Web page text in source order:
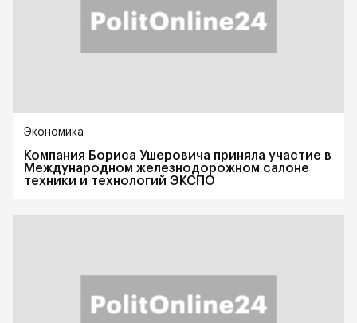
Экономика
Компания Бориса Ушеровича приняла участие в
Международном железнодорожном салоне
техники и технологий ЭКСПО